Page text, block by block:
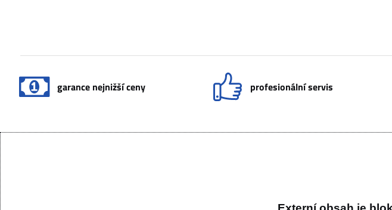
garance nejnižší ceny profesionální servis